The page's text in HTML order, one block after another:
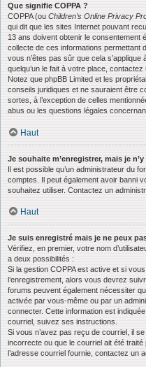
Que signifie COPPA ?
COPPA (ou Children’s Online Privacy
qui dit que les sites Internet pouvant
13 ans doivent obtenir le consentement
collecte de ces informations permettant
vous n’êtes pas sûr que cela
quelqu’un le fait à votre place,
Notez que phpBB Limited et les
conseils juridiques et ne sauraient être
sortes, à l’exception de celles
abus ou les questions légales
Haut
Je souhaite m’enregistrer, mais je
Il est possible qu’un administrateur du
comptes. Il peut également avoir banni
souhaitez utiliser. Contactez un
Haut
Je suis enregistré mais je ne peux
Vérifiez, en premier, votre nom
a deux possibilités :
Si la gestion COPPA est active et si
l’enregistrement, alors vous devrez
forums peuvent également nécessiter
activée par vous-même ou par un
connecter. Cette information est
courriel, suivez ses instructions.
Si vous n’avez pas reçu de courriel, il
incorrecte ou que le courriel ait été
l’adresse courriel fournie, contactez un